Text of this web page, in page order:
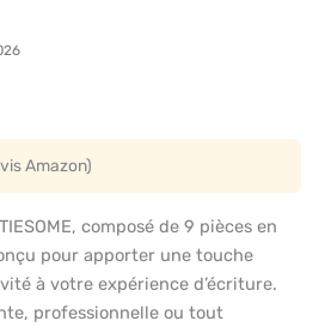
Amazon)
composé de 9 pièces en
pour apporter une touche
à votre expérience d’écriture.
professionnelle ou tout